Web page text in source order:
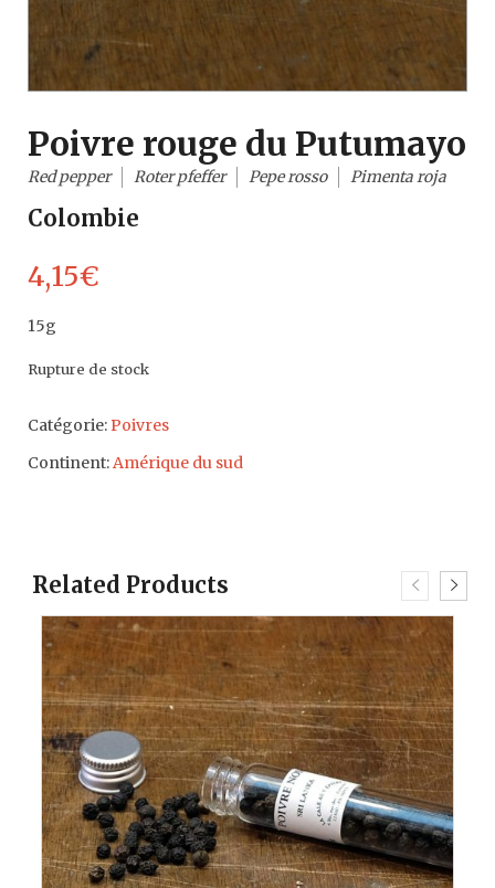
Poivre rouge du Putumayo
Red pepper Roter pfeffer Pepe rosso Pimenta roja
Colombie
4,15€
15g
Rupture de stock
Catégorie:Poivres
Continent:Amérique du sud
Related Products